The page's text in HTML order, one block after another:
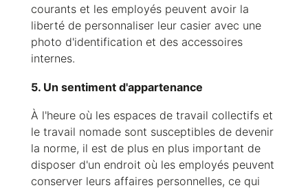
courants et les employés peuvent avoir la
liberté de personnaliser leur casier avec une
photo d'identification et des accessoires
internes.
5. Un sentiment d'appartenance
À l'heure où les espaces de travail collectifs et
le travail nomade sont susceptibles de devenir
la norme, il est de plus en plus important de
disposer d'un endroit où les employés peuvent
conserver leurs affaires personnelles, ce qui